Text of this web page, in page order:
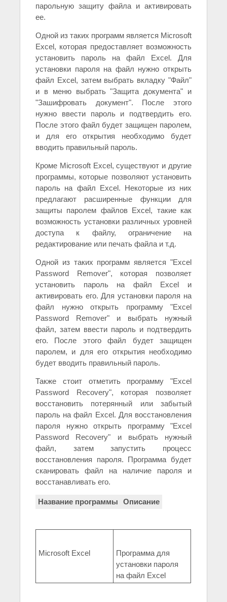
парольную защиту файла и активировать
ее.
Одной из таких программ является Microsoft
Excel, которая предоставляет возможность
установить пароль на файл Excel. Для
установки пароля на файл нужно открыть
файл Excel, затем выбрать вкладку "Файл"
и в меню выбрать "Защита документа" и
"Зашифровать документ". После этого
нужно ввести пароль и подтвердить его.
После этого файл будет защищен паролем,
и для его открытия необходимо будет
вводить правильный пароль.
Кроме Microsoft Excel, существуют и другие
программы, которые позволяют установить
пароль на файл Excel. Некоторые из них
предлагают расширенные функции для
защиты паролем файлов Excel, такие как
возможность установки различных уровней
доступа к файлу, ограничение на
редактирование или печать файла и т.д.
Одной из таких программ является "Excel
Password Remover", которая позволяет
установить пароль на файл Excel и
активировать его. Для установки пароля на
файл нужно открыть программу "Excel
Password Remover" и выбрать нужный
файл, затем ввести пароль и подтвердить
его. После этого файл будет защищен
паролем, и для его открытия необходимо
будет вводить правильный пароль.
Также стоит отметить программу "Excel
Password Recovery", которая позволяет
восстановить потерянный или забытый
пароль на файл Excel. Для восстановления
пароля нужно открыть программу "Excel
Password Recovery" и выбрать нужный
файл, затем запустить процесс
восстановления пароля. Программа будет
сканировать файл на наличие пароля и
восстанавливать его.
Название программы Описание
Microsoft Excel
Программа для
установки пароля
на файл Excel